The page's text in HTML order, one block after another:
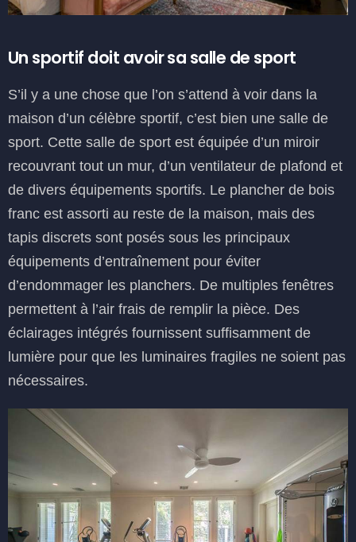
Un sportif doit avoir sa salle de sport
S’il y a une chose que l’on s’attend à voir dans la
maison d’un célèbre sportif, c’est bien une salle de
sport. Cette salle de sport est équipée d’un miroir
recouvrant tout un mur, d’un ventilateur de plafond et
de divers équipements sportifs. Le plancher de bois
franc est assorti au reste de la maison, mais des
tapis discrets sont posés sous les principaux
équipements d’entraînement pour éviter
d’endommager les planchers. De multiples fenêtres
permettent à l’air frais de remplir la pièce. Des
éclairages intégrés fournissent suffisamment de
lumière pour que les luminaires fragiles ne soient pas
nécessaires.